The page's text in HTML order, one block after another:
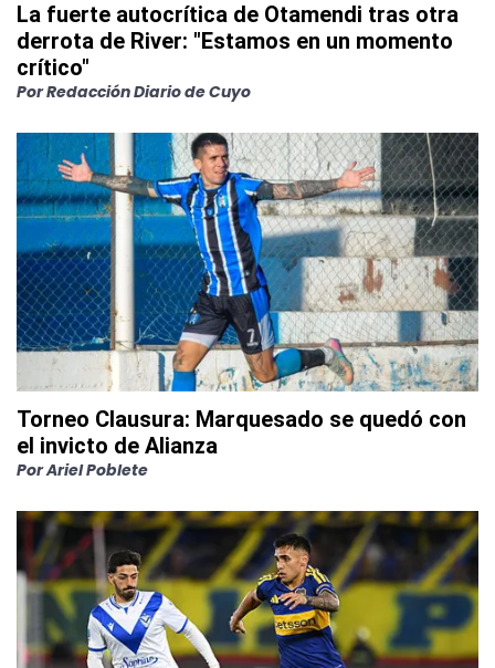
La fuerte autocrítica de Otamendi tras otra
derrota de River: "Estamos en un momento
crítico"
PorRedacción Diario de Cuyo
Torneo Clausura: Marquesado se quedó con
el invicto de Alianza
PorAriel Poblete